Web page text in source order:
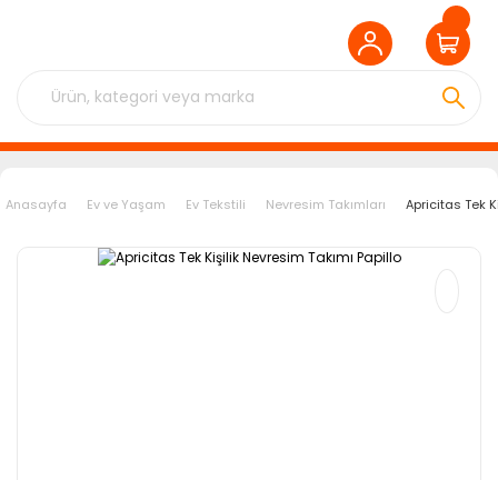
Anasayfa Ev ve Yaşam Ev Tekstili Nevresim Takımları Apricitas Tek